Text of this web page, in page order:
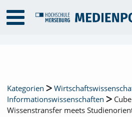
Kategorien
Informationswissenschaften
Wissenstransfer meets